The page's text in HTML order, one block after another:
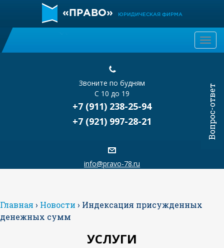
«ПРАВО» ЮРИДИЧЕСКАЯ ФИРМА
Звоните по будням
С 10 до 19
+7 (911) 238-25-94
+7 (921) 997-28-21
info@pravo-78.ru
Главная › Новости › Индексация присужденных
денежных сумм
УСЛУГИ
Вопрос-ответ